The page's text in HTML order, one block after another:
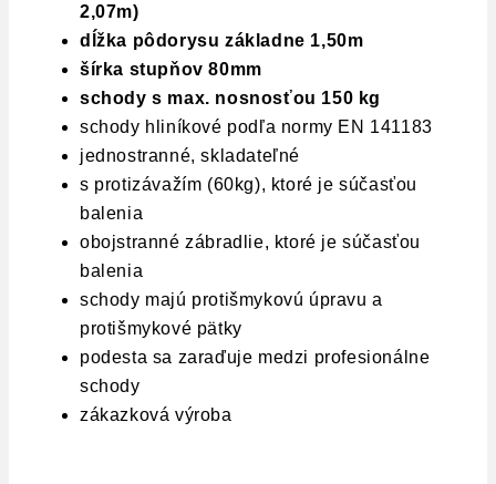
2,07m)
dĺžka pôdorysu základne 1,50m
šírka stupňov 80mm
schody s max. nosnosťou 150 kg
schody hliníkové podľa normy EN 141183
jednostranné, skladateľné
s protizávažím (60kg), ktoré je súčasťou
balenia
obojstranné zábradlie, ktoré je súčasťou
balenia
schody majú protišmykovú úpravu a
protišmykové pätky
podesta sa zaraďuje medzi profesionálne
schody
zákazková výroba